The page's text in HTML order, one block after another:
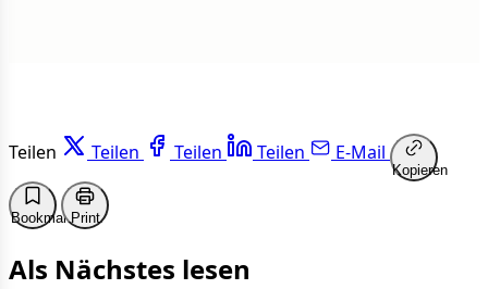
Teilen Teilen Teilen Teilen E-Mail
Kopieren
BookmarkPrint
Als Nächstes lesen